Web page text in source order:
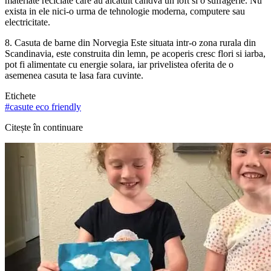
exista in ele nici-o urma de tehnologie moderna, computere sau
electricitate.
8. Casuta de barne din Norvegia Este situata intr-o zona rurala din
Scandinavia, este construita din lemn, pe acoperis cresc flori si iarba,
pot fi alimentate cu energie solara, iar privelistea oferita de o
asemenea casuta te lasa fara cuvinte.
Etichete
#casute eco friendly
Citește în continuare